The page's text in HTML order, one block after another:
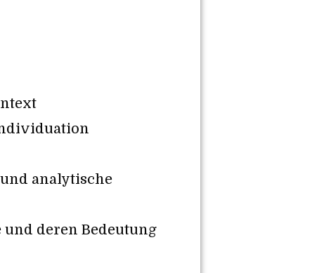
analytische
deren Bedeutung